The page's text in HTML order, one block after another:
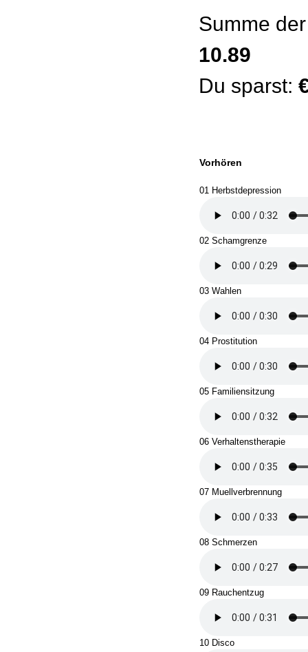
Summe
10.89
Du sparst:
Vorhören
01 Herbstdepression
02 Schamgrenze
03 Wahlen
04 Prostitution
05 Familiensitzung
06 Verhaltenstherapie
07 Muellverbrennung
08 Schmerzen
09 Rauchentzug
10 Disco